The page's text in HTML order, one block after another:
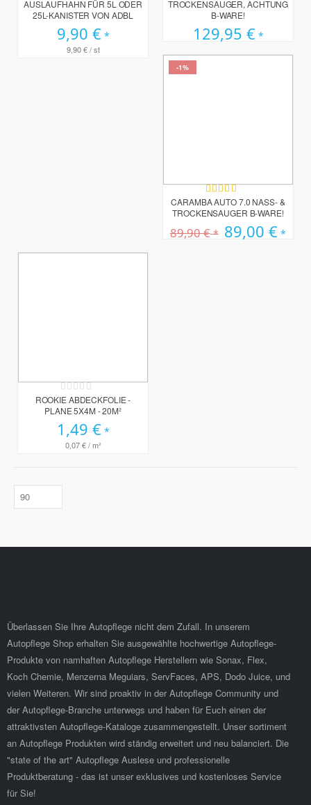
AUSLAUFHAHN FÜR 5L ODER
25L-KANISTER VON ADBL
9,90 €
9,90 €/ st
TROCKENSAUGER, ACHTUNG
B-WARE!
129,95 €
-1%
Bewertung:
87%
CARAMBA AUTO 7.0 NASS- &
TROCKENSAUGER B-WARE!
89,90 € Sonderpreis
89,00 €
Rating:
0%
ROOKIE ABDECKFOLIE -
PLANE 5X4M - 20M²
1,49 €
0,07 €/ m²
Überlassen Sie Ihre Autopflege nicht dem Zufall. In unserem
Autopflege Shop erhalten Sie ausgewählte hochwertige Autopflege-
Produkte von namhaften Autopflege Herstellern wie Sonax, Flex,
Koch Chemie, Menzerna Meguiars, ServFaces, APS, Dodo Juice, und
vielen Weiteren. Wir sind proaktiv in der Autopflege Community und
der Autopflege-Branche unterwegs und haben für Euch einen der
attraktivsten Autopflege-Kataloge zusammengestellt. Unser sortiment
an Autopflege Produkten wird ständig erweitert und neu balanciert. Die
"state of the art" Autopflege Auslese und professionelle
Produktberatung - das ist unser exklusives und kostenloses Service
für Sie!